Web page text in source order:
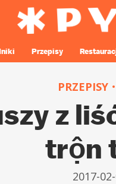
Przepisy
PRZEPISY
z
trộn
2017-